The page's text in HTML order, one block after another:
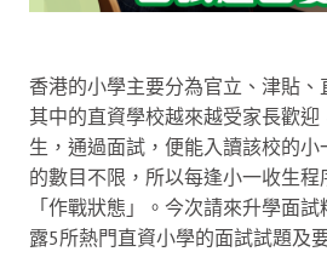
香港的小學主要分為官立、津貼、
其中的直資學校越來越受家長歡
生，通過面試，便能入讀該校的
的數目不限，所以每逢小一收生程
「作戰狀態」。今次請來升學面試
露5所熱門直資小學的面試試題及